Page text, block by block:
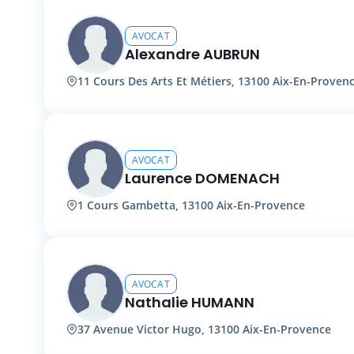
AVOCAT
Alexandre AUBRUN
11 Cours Des Arts Et Métiers, 13100 Aix-En-
AVOCAT
Laurence DOMENACH
1 Cours Gambetta, 13100 Aix-En-Provence
AVOCAT
Nathalie HUMANN
37 Avenue Victor Hugo, 13100 Aix-En-Provence